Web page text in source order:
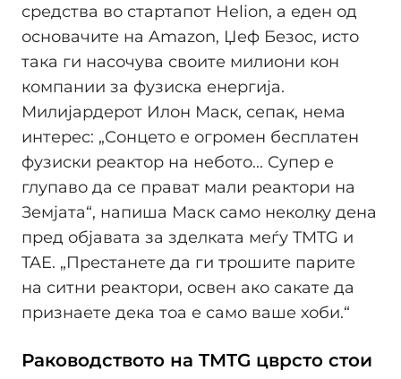
средства во стартапот Helion, а еден од
основачите на Amazon, Џеф Безос, исто
така ги насочува своите милиони кон
компании за фузиска енергија.
Милијардерот Илон Маск, сепак, нема
интерес: „Сонцето е огромен бесплатен
фузиски реактор на небото... Супер е
глупаво да се прават мали реактори на
Земјата“, напиша Маск само неколку дена
пред објавата за зделката меѓу TMTG и
TAE. „Престанете да ги трошите парите
на ситни реактори, освен ако сакате да
признаете дека тоа е само ваше хоби.“
Раководството на TMTG цврсто стои